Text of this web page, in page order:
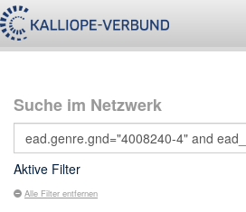
Suche im Netzwerk
Aktive Filter
Alle Filter entfernen